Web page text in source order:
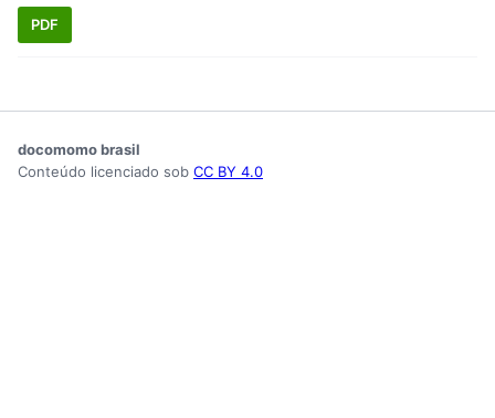
PDF
docomomo brasil
Conteúdo licenciado sob CC BY 4.0